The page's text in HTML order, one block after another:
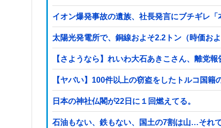
イオン爆発事故の遺族、社長発言にブチギレ
太陽光発電所で、銅線およそ2.2トン（時価お
【さようなら】れいわ大石あきこさん、離党
日本の神社仏閣が22日に１回燃えてる。
石油もない、鉄もない、国土の7割は山…それ